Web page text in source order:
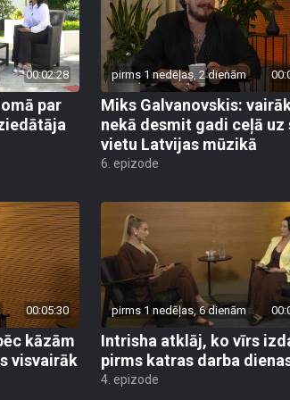
00:02:28
par
pirms 1 nedēļas, 2 dienām
Miks Galvanovskis:
nekā desmit gadi ceļā uz
vietu Latvijas mūzikā
6. epizode
00:05:30
kāzām
visvairāk
pirms 1 nedēļas, 6 dienām
Intrisha atklāj, ko vīrs
pirms katras darba
4. epizode